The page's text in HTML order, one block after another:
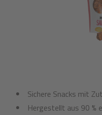
Sichere Snacks mit
Hergestellt aus 90 %